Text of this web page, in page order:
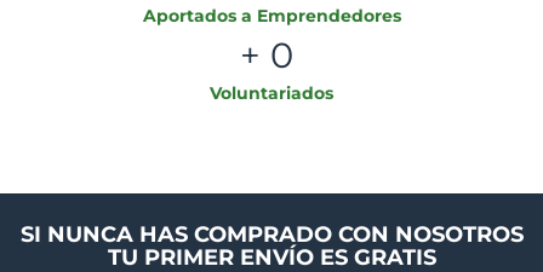
Aportados a Emprendedores
Voluntariados
+ 0
SI NUNCA HAS COMPRADO CON NOSOTROS
TU PRIMER ENVÍO ES GRATIS